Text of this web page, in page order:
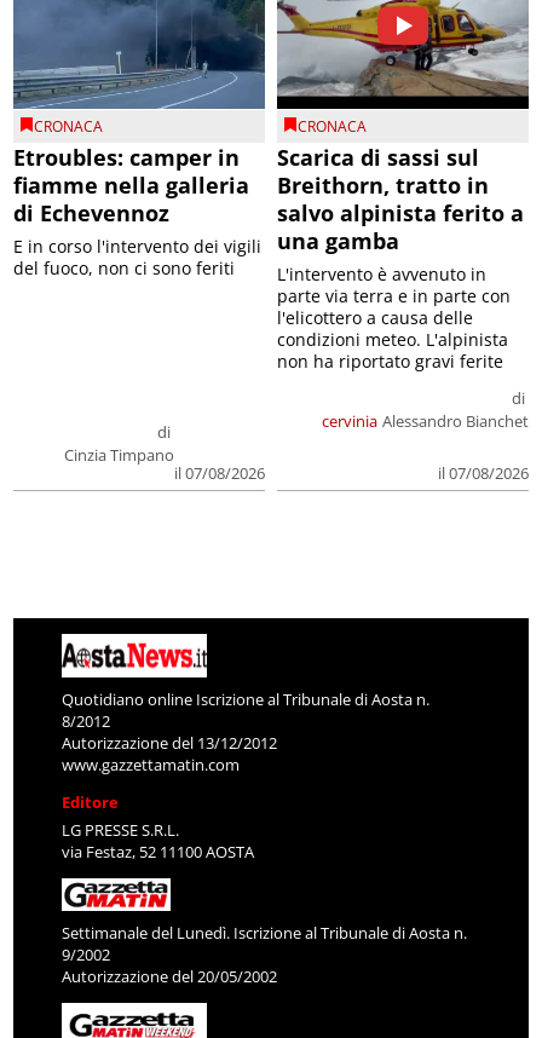
CRONACA
Etroubles: camper in
fiamme nella galleria
di Echevennoz
di
Cinzia Timpano
il 07/08/2026
E in corso l'intervento dei vigili
del fuoco, non ci sono feriti
CRONACA
Scarica di sassi sul
Breithorn, tratto in
salvo alpinista ferito a
una gamba
cervinia
di
Alessandro Bianchet
il 07/08/2026
L'intervento è avvenuto in
parte via terra e in parte con
l'elicottero a causa delle
condizioni meteo. L'alpinista
non ha riportato gravi ferite
Quotidiano online Iscrizione al Tribunale di Aosta n.
8/2012
Autorizzazione del 13/12/2012
www.gazzettamatin.com
Editore
LG PRESSE S.R.L.
via Festaz, 52 11100 AOSTA
Settimanale del Lunedì. Iscrizione al Tribunale di Aosta n.
9/2002
Autorizzazione del 20/05/2002